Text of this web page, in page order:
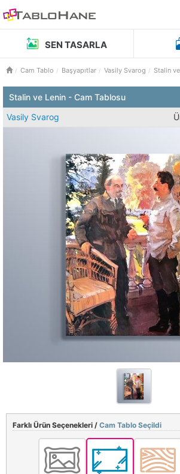
SEN TASARLA
Cam Tablo Başyapıtlar Vasily Svarog Stalin
Stalin ve Lenin - Cam Tablosu
Vasily Svarog
Farklı Ürün Seçenekleri / Cam Tablo Seçildi